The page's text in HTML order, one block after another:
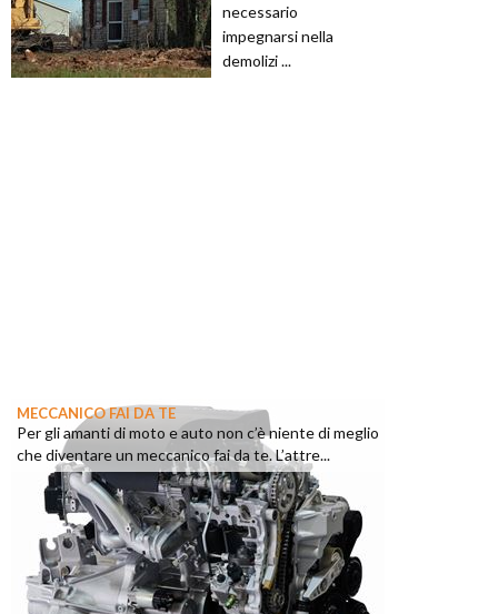
necessario
impegnarsi nella
demolizi ...
MECCANICO FAI DA TE
Per gli amanti di moto e auto non c’è niente di meglio
che diventare un meccanico fai da te. L’attre...